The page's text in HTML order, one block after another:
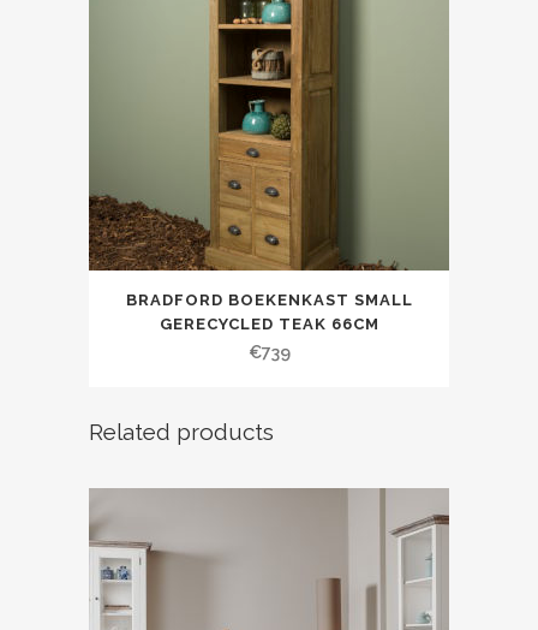
BRADFORD BOEKENKAST SMALL
GERECYCLED TEAK 66CM
€739
Related products